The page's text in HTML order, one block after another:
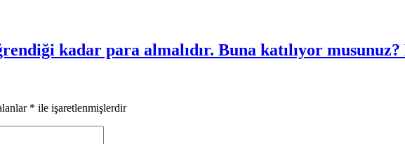
kadar para almalıdır. Buna katılıyor
* ile işaretlenmişlerdir